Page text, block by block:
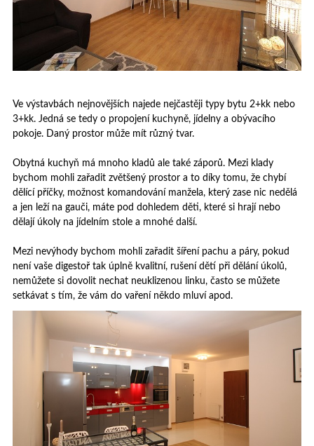
Ve výstavbách nejnovějších najede nejčastěji typy bytu 2+kk nebo
3+kk. Jedná se tedy o propojení kuchyně, jídelny a obývacího
pokoje. Daný prostor může mít různý tvar.
Obytná kuchyň má mnoho kladů ale také záporů. Mezi klady
bychom mohli zařadit zvětšený prostor a to díky tomu, že chybí
dělící příčky, možnost komandování manžela, který zase nic nedělá
a jen leží na gauči, máte pod dohledem děti, které si hrají nebo
dělají úkoly na jídelním stole a mnohé další.
Mezi nevýhody bychom mohli zařadit šíření pachu a páry, pokud
není vaše digestoř tak úplně kvalitní, rušení dětí při dělání úkolů,
nemůžete si dovolit nechat neuklizenou linku, často se můžete
setkávat s tím, že vám do vaření někdo mluví apod.